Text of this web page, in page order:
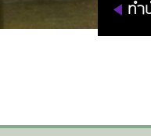
ทำ